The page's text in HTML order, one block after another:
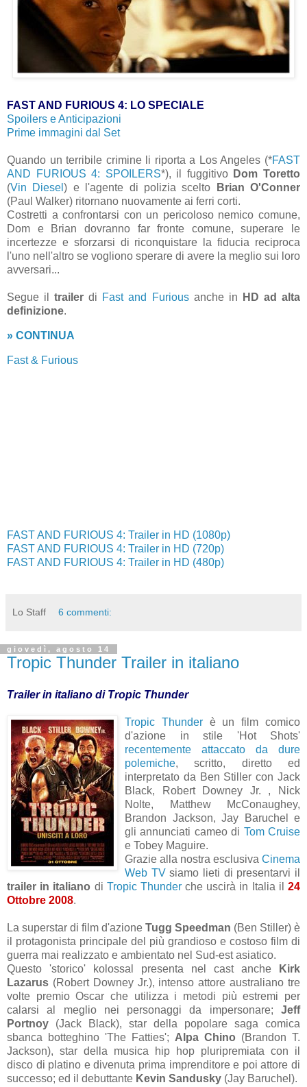
FAST AND FURIOUS 4: LO SPECIALE
Spoilers e Anticipazioni
Prime immagini dal Set
Quando un terribile crimine li riporta a Los Angeles (*FAST
AND FURIOUS 4: SPOILERS*), il fuggitivo Dom Toretto
(Vin Diesel) e l'agente di polizia scelto
Brian O'Conner
(Paul Walker) ritornano nuovamente ai ferri corti.
Costretti a confrontarsi con un pericoloso nemico comune,
Dom e Brian dovranno far fronte comune, superare le
incertezze e sforzarsi di riconquistare la fiducia reciproca
l'uno nell'altro se vogliono sperare di avere la meglio sui loro
avversari...
Segue iltrailer di Fast and Furiousanche in
HD ad alta
definizione.
» CONTINUA
Fast & Furious
FAST AND FURIOUS 4: Trailer in HD (1080p)
FAST AND FURIOUS 4: Trailer in HD (720p)
FAST AND FURIOUS 4: Trailer in HD (480p)
Lo Staff 6 commenti:
giovedì, agosto 14
Tropic Thunder Trailer in italiano
Trailer in italiano di Tropic Thunder
Tropic Thunderè un film comico
d'azione in stile 'Hot Shots'
recentemente attaccato da dure
polemiche, scritto, diretto ed
interpretato da Ben Stiller con Jack
Black, Robert Downey Jr. , Nick
Nolte, Matthew McConaughey,
Brandon Jackson, Jay Baruchel e
gli annunciati cameo di Tom Cruise
e Tobey Maguire.
Grazie alla nostra esclusiva Cinema
Web TV siamo lieti di presentarvi il
trailer in italiano di Tropic Thunderche uscirà in Italia il24
Ottobre 2008.
La superstar di film d'azione Tugg Speedman (Ben Stiller) è
il protagonista principale del più grandioso e costoso film di
guerra mai realizzato e ambientato nel Sud-est asiatico.
Questo 'storico' kolossal presenta nel cast anche
Kirk
Lazarus (Robert Downey Jr.), intenso attore australiano tre
volte premio Oscar che utilizza i metodi più estremi per
calarsi al meglio nei personaggi da impersonare; Jeff
Portnoy (Jack Black), star della popolare saga comica
sbanca botteghino 'The Fatties'; Alpa Chino (Brandon T.
Jackson), star della musica hip hop pluripremiata con il
disco di platino e divenuta prima imprenditore e poi attore di
successo; ed il debuttante Kevin Sandusky (Jay Baruchel).